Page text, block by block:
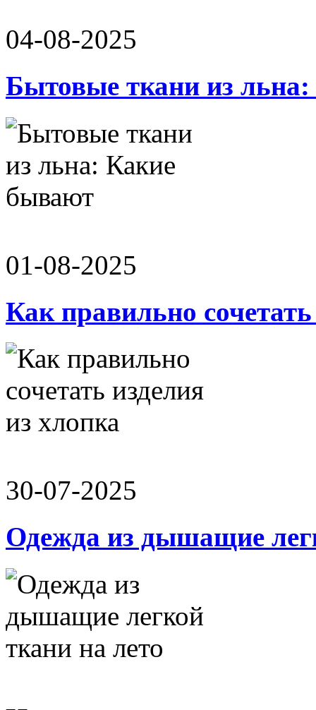
04-08-2025
Бытовые ткани из
01-08-2025
Как правильно
30-07-2025
Одежда из дышащие